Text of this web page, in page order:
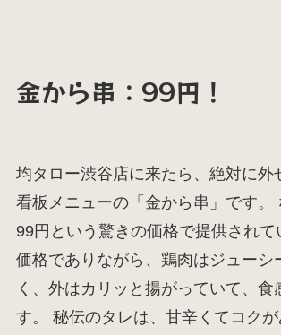
金から串：99円！
均タロー渋谷店に来たら、絶対に外
看板メニューの「金から串」です。
99円という驚きの価格で提供され
価格でありながら、鶏肉はジューシ
く、外はカリッと揚がっていて、食
す。 秘伝のタレは、甘辛くてコク